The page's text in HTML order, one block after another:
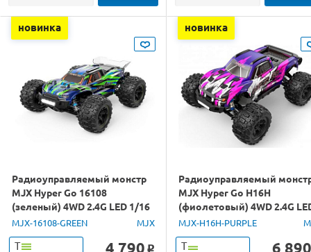
новинка
Радиоуправляемый монстр
MJX Hyper Go 16108
(зеленый) 4WD 2.4G LED 1/16
RTR
MJX-16108-GREEN MJX
Т 4 790 o
новинка
Радиоуправляемый
MJX Hyper Go H16H
(фиолетовый) 4WD 2.4G
GPS 1/16 RTR
MJX-H16H-PURPLE
Т 6 890